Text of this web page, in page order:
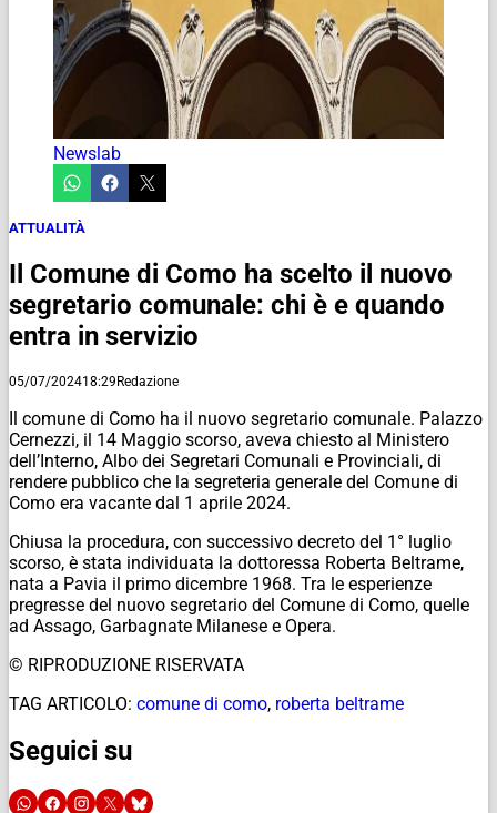
Newslab
ATTUALITÀ
Il Comune di Como ha scelto il nuovo
segretario comunale: chi è e quando
entra in servizio
05/07/202418:29Redazione
Il comune di Como ha il nuovo segretario comunale. Palazzo
Cernezzi, il 14 Maggio scorso, aveva chiesto al Ministero
dell’Interno, Albo dei Segretari Comunali e Provinciali, di
rendere pubblico che la segreteria generale del Comune di
Como era vacante dal 1 aprile 2024.
Chiusa la procedura, con successivo decreto del 1° luglio
scorso, è stata individuata la dottoressa Roberta Beltrame,
nata a Pavia il primo dicembre 1968. Tra le esperienze
pregresse del nuovo segretario del Comune di Como, quelle
ad Assago, Garbagnate Milanese e Opera.
© RIPRODUZIONE RISERVATA
TAG ARTICOLO: comune di como, roberta beltrame
Seguici su